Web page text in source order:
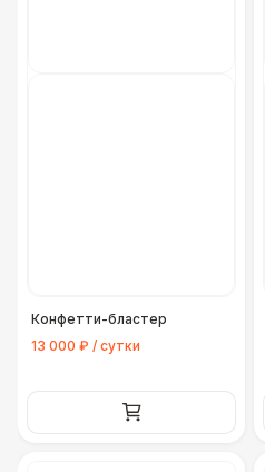
Конфетти-бластер
13 000 ₽ / сутки